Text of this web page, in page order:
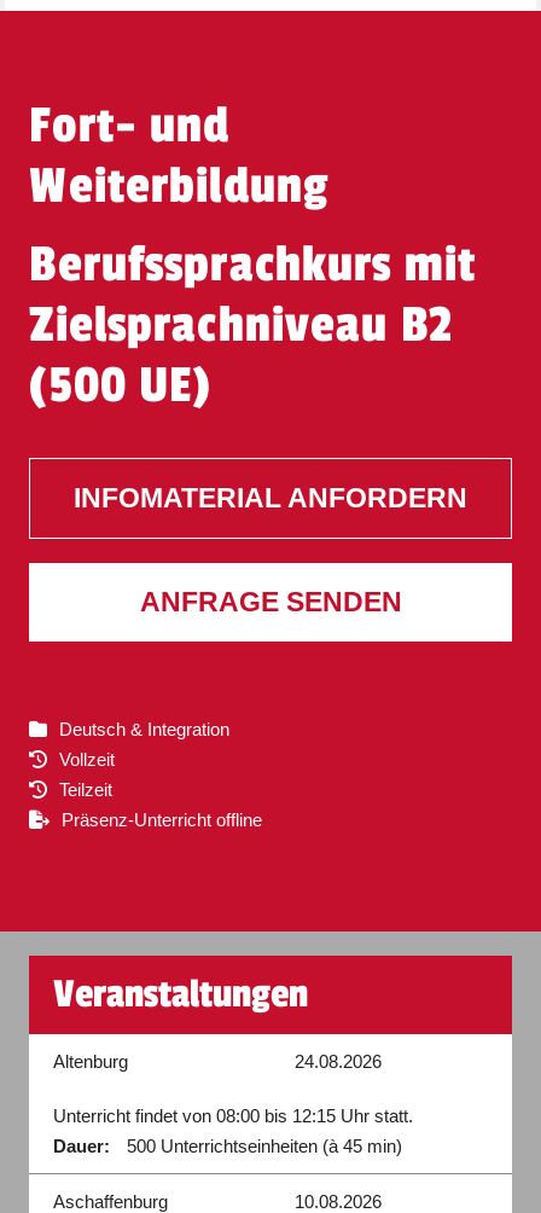
Fort- und
Weiterbildung
Berufssprachkurs mit
Zielsprachniveau B2
(500 UE)
INFOMATERIAL ANFORDERN
ANFRAGE SENDEN
Deutsch & Integration
Vollzeit
Teilzeit
Präsenz-Unterricht offline
Veranstaltungen
Altenburg 24.08.2026
Unterricht findet von 08:00 bis 12:15 Uhr statt.
Dauer:
500 Unterrichtseinheiten (à 45 min)
Aschaffenburg 10.08.2026